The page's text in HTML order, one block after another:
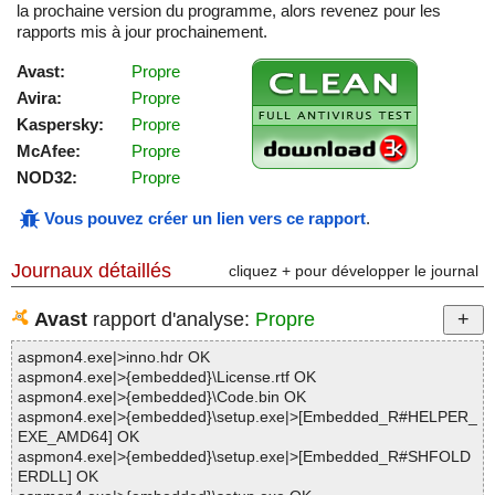
la prochaine version du programme, alors revenez pour les
rapports mis à jour prochainement.
Avast:
Propre
Avira:
Propre
Kaspersky:
Propre
McAfee:
Propre
NOD32:
Propre
Vous pouvez créer un lien vers ce rapport.
Journaux détaillés cliquez + pour développer le journal
Avast rapport d'analyse: Propre
aspmon4.exe|>inno.hdr OK
aspmon4.exe|>{embedded}\License.rtf OK
aspmon4.exe|>{embedded}\Code.bin OK
aspmon4.exe|>{embedded}\setup.exe|>[Embedded_R#HELPER_
EXE_AMD64] OK
aspmon4.exe|>{embedded}\setup.exe|>[Embedded_R#SHFOLD
ERDLL] OK